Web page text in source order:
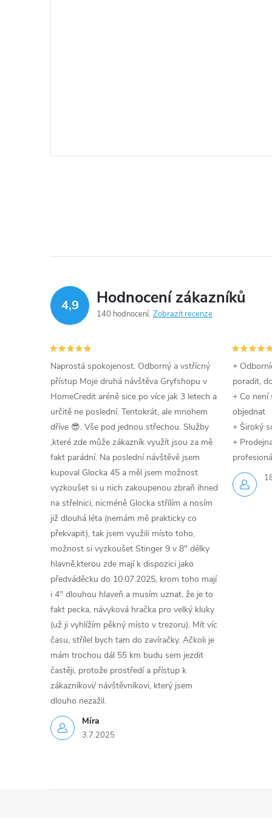
4,9 Hodnocení zákazníků
140 hodnocení Zobrazit recenze
Míra
3.7.2025
Naprostá spokojenost. Odborný a vstřícný
přístup Moje druhá návštěva Gryfshopu v
HomeCredit aréně sice po více jak 3 letech a
určitě ne poslední. Tentokrát, ale mnohem
dříve 😎. Vše pod jednou střechou. Služby
,které zde může zákazník využít jsou za mě
fakt parádní. Na poslední návštěvě jsem
kupoval Glocka 45 a měl jsem možnost
vyzkoušet si u nich zakoupenou zbraň ihned
na střelnici, nicméně Glocka střílím a nosím
již dlouhá léta (nemám mě prakticky co
překvapit), tak jsem využili místo toho,
možnost si vyzkoušet Stinger 9 v 8" délky
hlavně,kterou zde mají k dispozici jako
předváděcku do 10.07.2025, krom toho mají
i 4" dlouhou hlaveň a musím uznat, že je to
fakt pecka, návyková hračka pro velký kluky
(už ji vyhlížím pěkný místo v trezoru). Mít víc
času, střílel bych tam do zavíračky. Ačkoli je
mám trochou dál 55 km budu sem jezdit
častěji, protože prostředí a přístup k
zákazníkovi/ návštěvníkovi, který jsem
dlouho nezažil.
+
poradit,
+ Co není
objednat
+ Široký
+